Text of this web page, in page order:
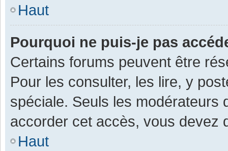
Haut
Pourquoi ne puis-je pas
Certains forums peuvent être
Pour les consulter, les lire, y
spéciale. Seuls les modérateurs
accorder cet accès, vous devez
Haut